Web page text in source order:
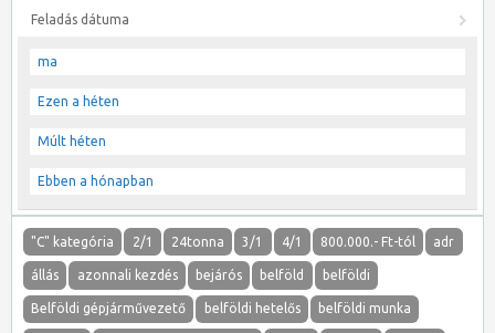
Feladás dátuma
ma
Ezen a héten
Múlt héten
Ebben a hónapban
"C" kategória 2/1 24tonna 3/1 4/1 800.000.- Ft-tól adr
állás azonnali kezdés bejárós belföld belföldi
Belföldi gépjárművezető belföldi hetelős belföldi munka